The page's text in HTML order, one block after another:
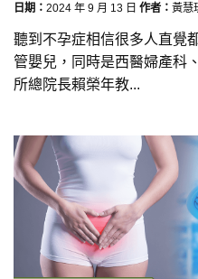
日期： 2024 年 9 月 13 日 作者： 黃慧
聽到不孕症相信很多人直覺
管嬰兒，同時是西醫婦產科
所總院長賴榮年教...